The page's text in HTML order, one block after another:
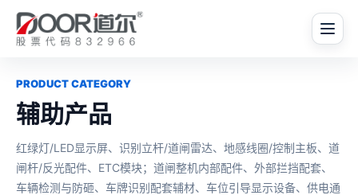
PRODUCT CATEGORY
辅助产品
红绿灯/LED显示屏、识别立杆/道闸雷达、地感线圈/控制主板、道
闸杆/反光配件、ETC模块；道闸整机内部配件、外部拦挡配套、
车辆检测与防砸、车牌识别配套辅材、车位引导显示设备、供电通